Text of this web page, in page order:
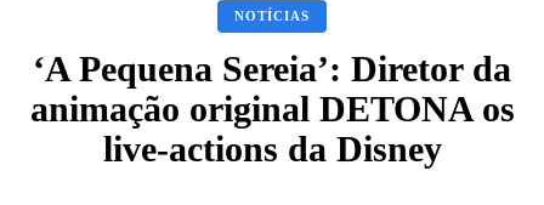
NOTÍCIAS
‘A Pequena Sereia’: Diretor da
animação original DETONA os
live-actions da Disney